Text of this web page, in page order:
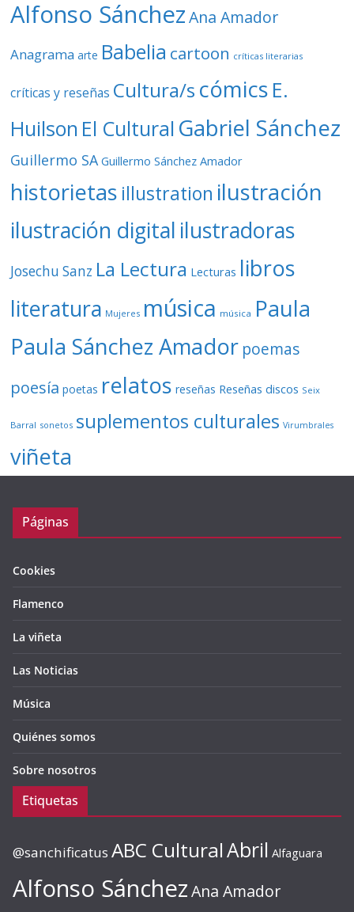
Alfonso Sánchez Ana Amador
Anagrama arte Babelia cartoon críticas literarias
críticas y reseñas Cultura/s cómics E.
Huilson El Cultural Gabriel Sánchez
Guillermo SA Guillermo Sánchez Amador
historietas illustration ilustración
ilustración digital ilustradoras
Josechu Sanz La Lectura Lecturas libros
literatura Mujeres música música Paula
Paula Sánchez Amador poemas
poesía poetas relatos reseñas Reseñas discos Seix
Barral sonetos suplementos culturales Virumbrales
viñeta
Páginas
Cookies
Flamenco
La viñeta
Las Noticias
Música
Quiénes somos
Sobre nosotros
Etiquetas
@sanchificatus ABC CulturalAbril Alfaguara
Alfonso SánchezAna Amador